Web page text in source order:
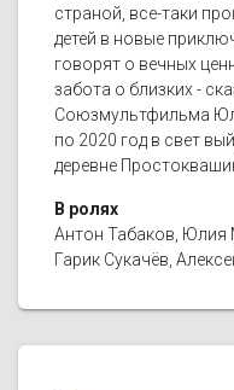
страной, все-таки
детей в новые
говорят о вечных
забота о близких -
Союзмультфильма
по 2020 год в свет
деревне
В ролях
Антон Табаков,
Гарик Сукачёв,